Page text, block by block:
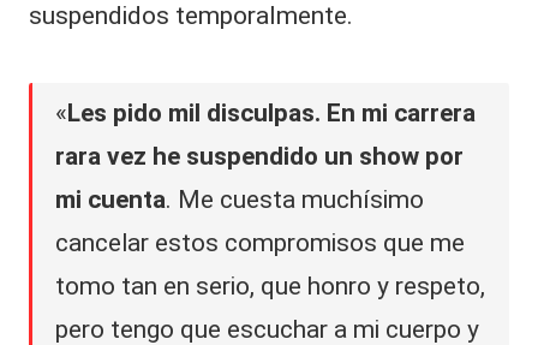
suspendidos temporalmente.
«Les pido mil disculpas. En mi carrera
rara vez he suspendido un show por
mi cuenta. Me cuesta muchísimo
cancelar estos compromisos que me
tomo tan en serio, que honro y respeto,
pero tengo que escuchar a mi cuerpo y